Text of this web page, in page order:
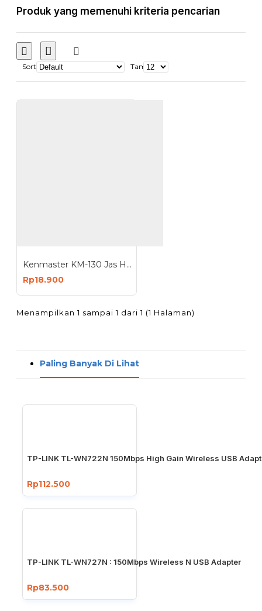
Produk yang memenuhi kriteria pencarian
Sort Tampilkan:
Kenmaster KM-130 Jas Hujan EVA Raincoat Poncho Tebal
Rp18.900
Menampilkan 1 sampai 1 dari 1 (1 Halaman)
Paling Banyak Di Lihat
TP-LINK TL-WN722N 150Mbps High Gain Wireless USB
Rp112.500
TP-LINK TL-WN727N : 150Mbps Wireless N USB Adapter
Rp83.500